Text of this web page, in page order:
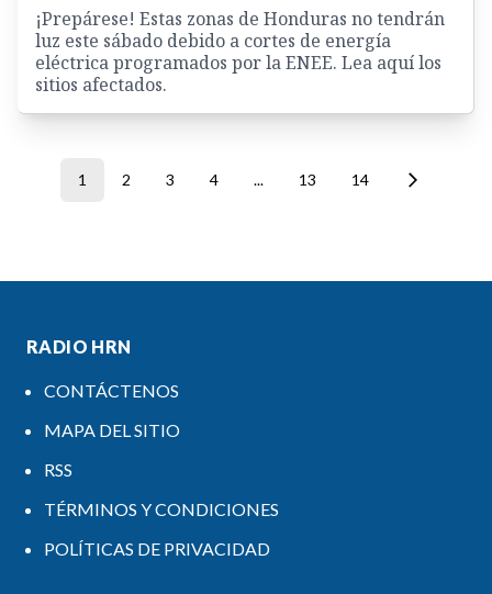
¡Prepárese! Estas zonas de Honduras no tendrán
luz este sábado debido a cortes de energía
eléctrica programados por la ENEE. Lea aquí los
sitios afectados.
1 2 3 4 ... 13 14
RADIO HRN
CONTÁCTENOS
MAPA DEL SITIO
RSS
TÉRMINOS Y CONDICIONES
POLÍTICAS DE PRIVACIDAD